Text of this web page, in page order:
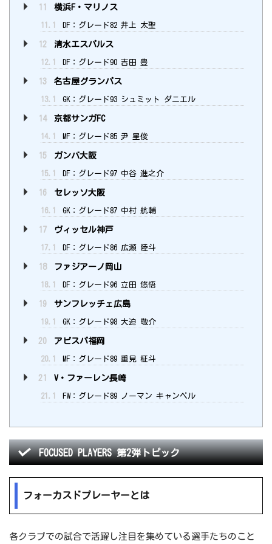
11 横浜F・マリノス
11.1 DF：グレード82 井上 太聖
12 清水エスパルス
12.1 DF：グレード90 吉田 豊
13 名古屋グランパス
13.1 GK：グレード93 シュミット ダニエル
14 京都サンガFC
14.1 MF：グレード85 尹 星俊
15 ガンバ大阪
15.1 DF：グレード97 中谷 進之介
16 セレッソ大阪
16.1 GK：グレード87 中村 航輔
17 ヴィッセル神戸
17.1 DF：グレード86 広瀬 陸斗
18 ファジアーノ岡山
18.1 DF：グレード96 立田 悠悟
19 サンフレッチェ広島
19.1 GK：グレード98 大迫 敬介
20 アビスパ福岡
20.1 MF：グレード89 重見 柾斗
21 V・ファーレン長崎
21.1 FW：グレード89 ノーマン キャンベル
FOCUSED PLAYERS 第2弾トピック
フォーカスドプレーヤーとは
各クラブでの試合で活躍し注目を集めている選手たちのこと